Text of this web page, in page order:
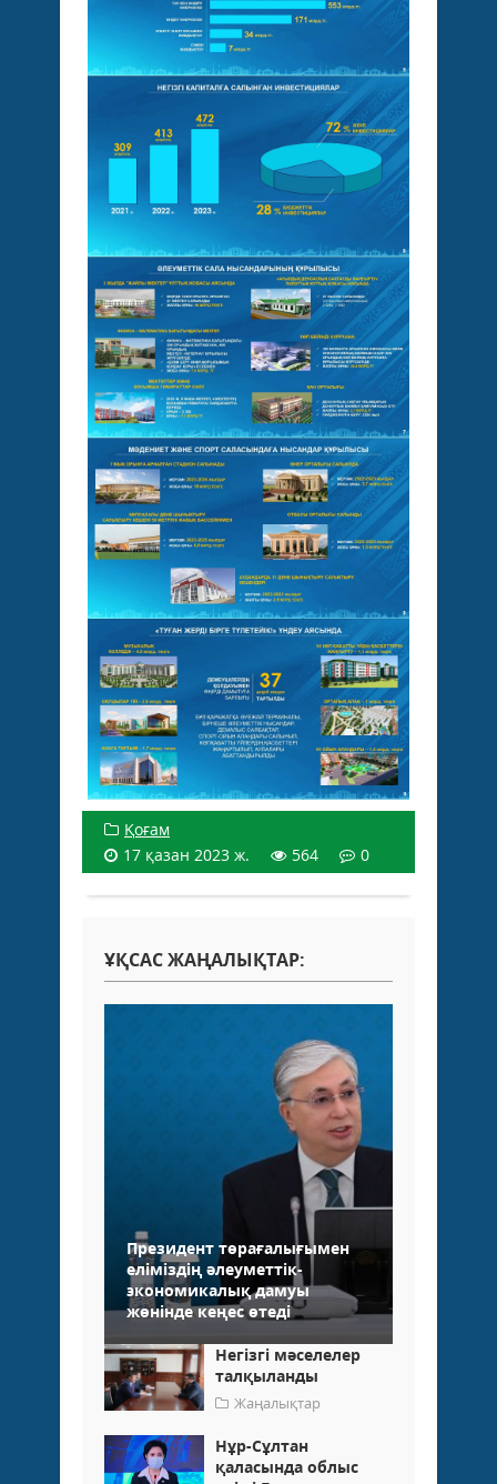
Қоғам
17 қазан 2023 ж.
564 0
ҰҚСАС ЖАҢАЛЫҚТАР:
Президент төрағалығымен
еліміздің әлеуметтік-
экономикалық дамуы
жөнінде кеңес өтеді
Негізгі мәселелер
талқыланды
Жаңалықтар
Нұр-Сұлтан
қаласында облыс